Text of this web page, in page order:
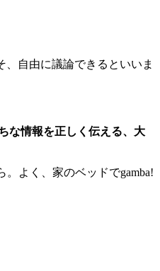
自由に議論できるといいま
な情報を正しく伝える、大
よく、家のベッドでgamba!